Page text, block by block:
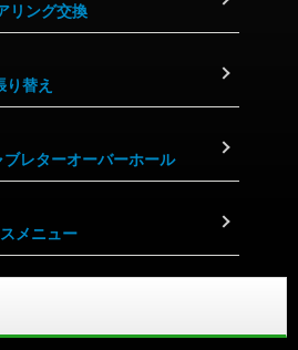
リング交換
替え
レターオーバーホール
メニュー